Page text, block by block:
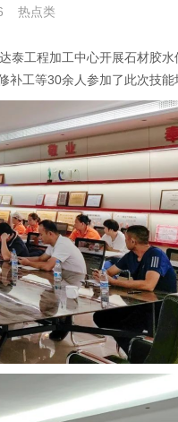
热点类
泰工程加工中心开展石材胶
工等30余人参加了此次技能